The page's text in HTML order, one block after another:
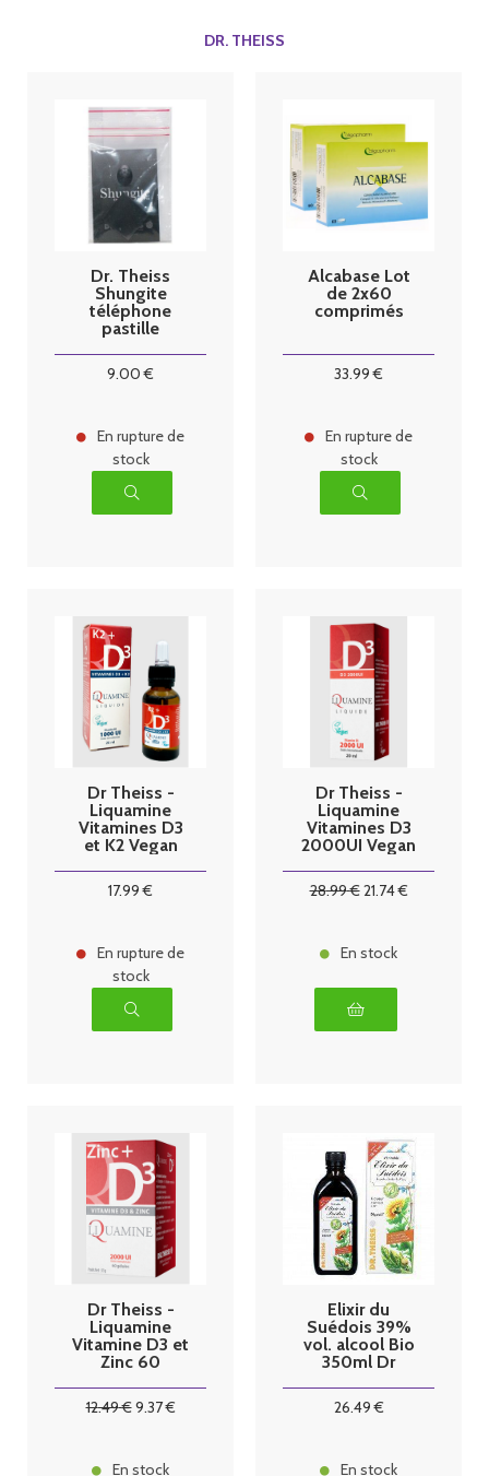
DR. THEISS
Dr. Theiss
Shungite
téléphone
pastille
9.00 €
En rupture de
stock
Alcabase Lot
de 2x60
comprimés
33.99 €
En rupture de
stock
Dr Theiss -
Liquamine
Vitamines D3
et K2 Vegan
17.99 €
En rupture de
stock
Dr Theiss -
Liquamine
Vitamines D3
2000UI Vegan
28.99€21.74€
En stock
Dr Theiss -
Liquamine
Vitamine D3 et
Zinc 60
12.49€9.37€
En stock
Elixir du
Suédois 39%
vol. alcool Bio
350ml Dr
26.49€
En stock